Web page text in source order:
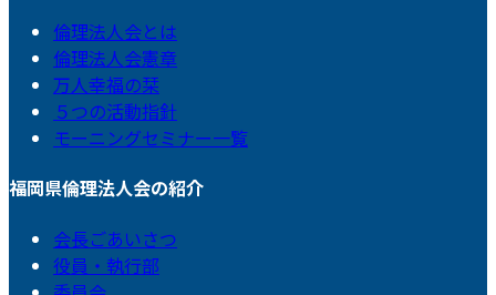
倫理法人会とは
倫理法人会憲章
万人幸福の栞
５つの活動指針
モーニングセミナー一覧
福岡県倫理法人会の紹介
会長ごあいさつ
役員・執行部